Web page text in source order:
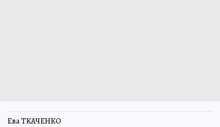
Ева ТКАЧЕНКО